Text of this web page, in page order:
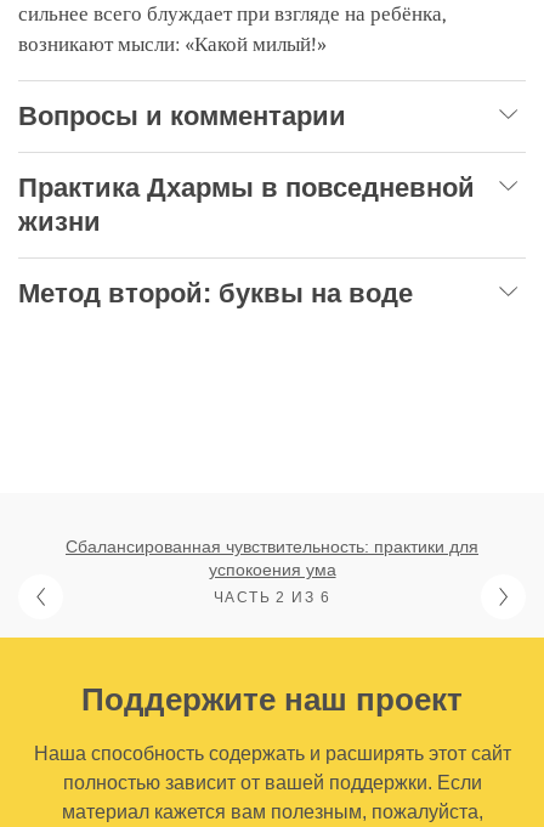
сильнее всего блуждает при взгляде на ребёнка,
возникают мысли: «Какой милый!»
Вопросы и комментарии
Практика Дхармы в повседневной
жизни
Метод второй: буквы на воде
Сбалансированная чувствительность: практики для
успокоения ума
ЧАСТЬ 2 ИЗ 6
Поддержите наш проект
Наша способность содержать и расширять этот сайт
полностью зависит от вашей поддержки. Если
материал кажется вам полезным, пожалуйста,